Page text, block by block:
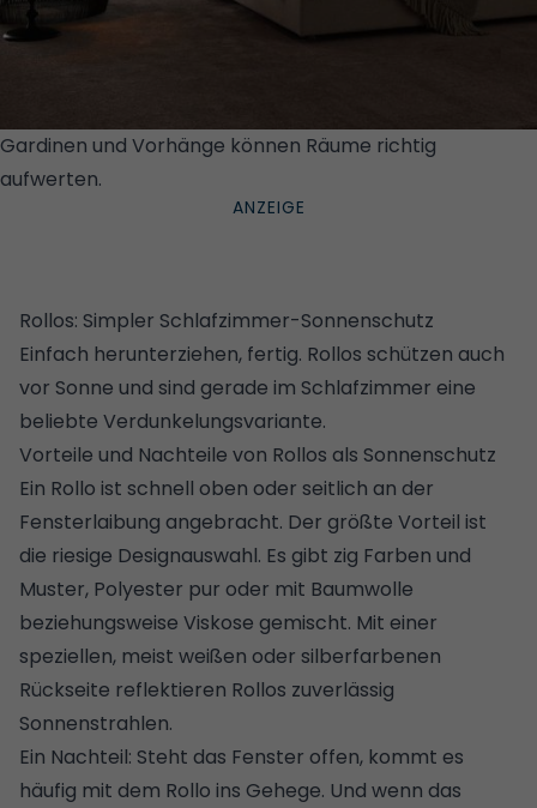
Gardinen und Vorhänge können Räume richtig
aufwerten.
Rollos: Simpler Schlafzimmer-Sonnenschutz
Einfach herunterziehen, fertig. Rollos schützen auch
vor Sonne und sind gerade im Schlafzimmer eine
beliebte Verdunkelungsvariante.
Vorteile und Nachteile von Rollos als Sonnenschutz
Ein Rollo ist schnell oben oder seitlich an der
Fensterlaibung angebracht. Der größte Vorteil ist
die riesige Designauswahl. Es gibt zig Farben und
Muster, Polyester pur oder mit Baumwolle
beziehungsweise Viskose gemischt. Mit einer
speziellen, meist weißen oder silberfarbenen
Rückseite reflektieren Rollos zuverlässig
Sonnenstrahlen.
Ein Nachteil: Steht das Fenster offen, kommt es
häufig mit dem Rollo ins Gehege. Und wenn das